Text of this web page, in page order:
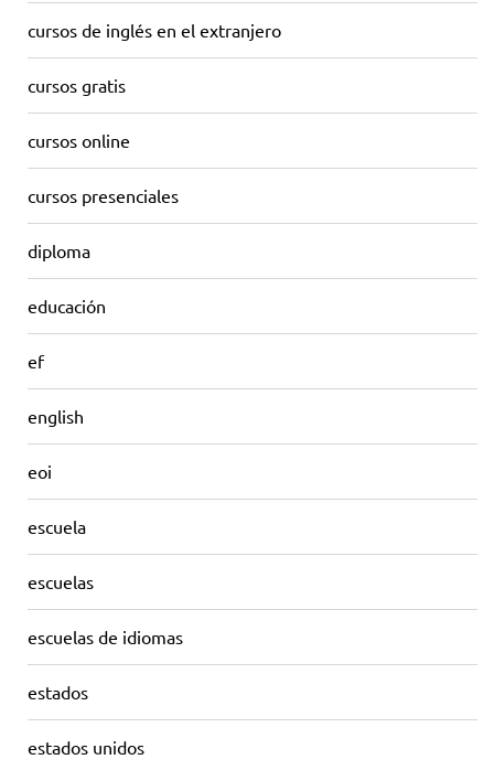
cursos de inglés en el extranjero
cursos gratis
cursos online
cursos presenciales
diploma
educación
ef
english
eoi
escuela
escuelas
escuelas de idiomas
estados
estados unidos